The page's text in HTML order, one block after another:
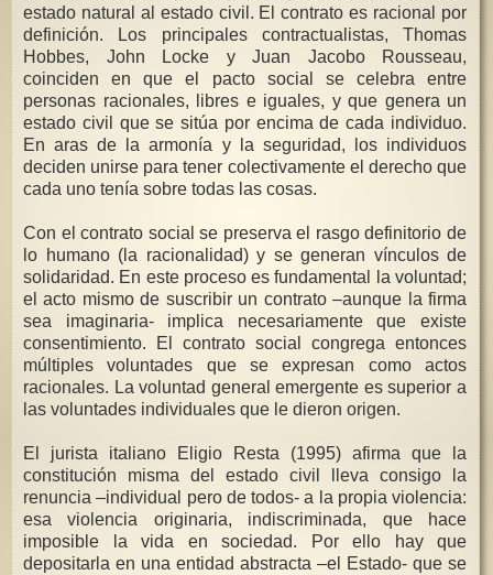
estado natural al estado civil. El contrato es racional por
definición. Los principales contractualistas, Thomas
Hobbes, John Locke y Juan Jacobo Rousseau,
coinciden en que el pacto social se celebra entre
personas racionales, libres e iguales, y que genera un
estado civil que se sitúa por encima de cada individuo.
En aras de la armonía y la seguridad, los individuos
deciden unirse para tener colectivamente el derecho que
cada uno tenía sobre todas las cosas.
Con el contrato social se preserva el rasgo definitorio de
lo humano (la racionalidad) y se generan vínculos de
solidaridad. En este proceso es fundamental la voluntad;
el acto mismo de suscribir un contrato –aunque la firma
sea imaginaria- implica necesariamente que existe
consentimiento. El contrato social congrega entonces
múltiples voluntades que se expresan como actos
racionales. La voluntad general emergente es superior a
las voluntades individuales que le dieron origen.
El jurista italiano Eligio Resta (1995) afirma que la
constitución misma del estado civil lleva consigo la
renuncia –individual pero de todos- a la propia violencia:
esa violencia originaria, indiscriminada, que hace
imposible la vida en sociedad. Por ello hay que
depositarla en una entidad abstracta –el Estado- que se